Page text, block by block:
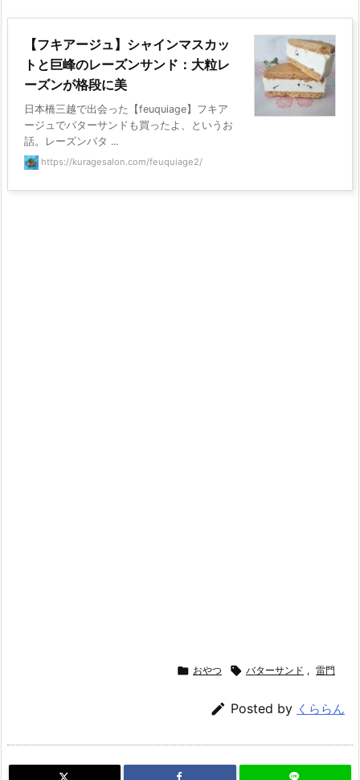
【フキアージュ】シャインマスカッ
トと巨峰のレーズンサンド：大粒レ
ーズンが格段に美
日本橋三越で出会った【feuquiage】フキア
ージュでバターサンドも買ったよ、というお
話。レーズンバタ ...
https://kuragesalon.com/feuquiage2/
 おやつ  バターサンド , 雷門
 Posted by くららん